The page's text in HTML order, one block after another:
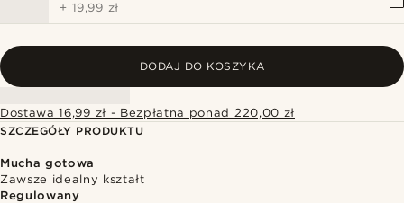
+ 19,99 zł
DODAJ DO KOSZYKA
Dostawa 16,99 zł - Bezpłatna ponad 220,00 zł
SZCZEGÓŁY PRODUKTU
Mucha gotowa
Zawsze idealny kształt
Regulowany